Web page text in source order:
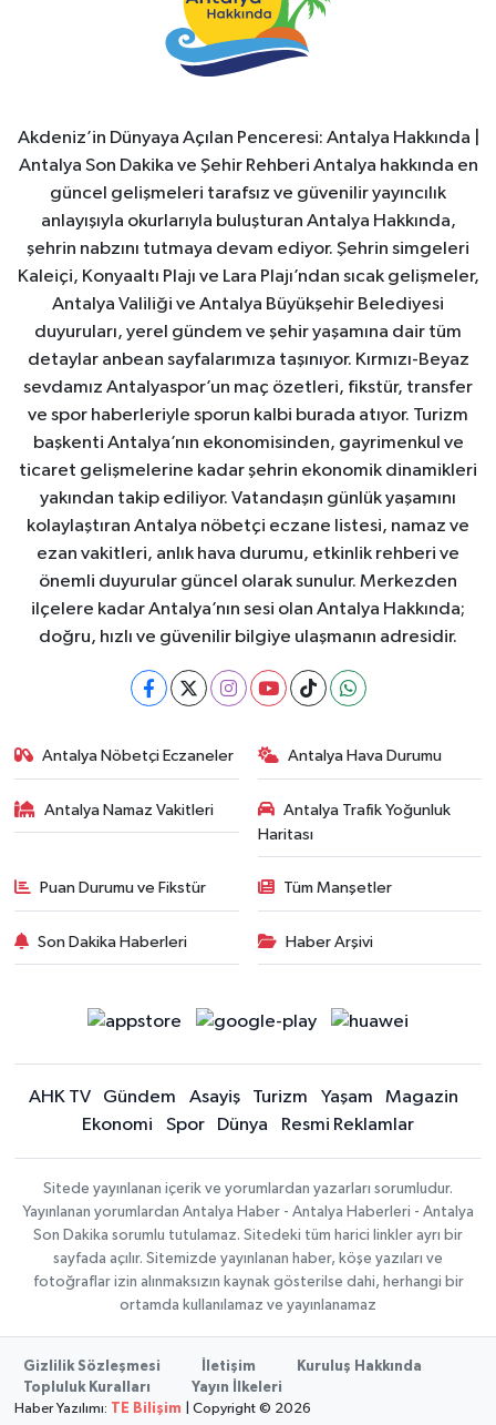
Akdeniz’in Dünyaya Açılan Penceresi: Antalya Hakkında |
Antalya Son Dakika ve Şehir Rehberi Antalya hakkında en
güncel gelişmeleri tarafsız ve güvenilir yayıncılık
anlayışıyla okurlarıyla buluşturan Antalya Hakkında,
şehrin nabzını tutmaya devam ediyor. Şehrin simgeleri
Kaleiçi, Konyaaltı Plajı ve Lara Plajı’ndan sıcak gelişmeler,
Antalya Valiliği ve Antalya Büyükşehir Belediyesi
duyuruları, yerel gündem ve şehir yaşamına dair tüm
detaylar anbean sayfalarımıza taşınıyor. Kırmızı-Beyaz
sevdamız Antalyaspor’un maç özetleri, fikstür, transfer
ve spor haberleriyle sporun kalbi burada atıyor. Turizm
başkenti Antalya’nın ekonomisinden, gayrimenkul ve
ticaret gelişmelerine kadar şehrin ekonomik dinamikleri
yakından takip ediliyor. Vatandaşın günlük yaşamını
kolaylaştıran Antalya nöbetçi eczane listesi, namaz ve
ezan vakitleri, anlık hava durumu, etkinlik rehberi ve
önemli duyurular güncel olarak sunulur. Merkezden
ilçelere kadar Antalya’nın sesi olan Antalya Hakkında;
doğru, hızlı ve güvenilir bilgiye ulaşmanın adresidir.
Antalya Nöbetçi Eczaneler Antalya Hava Durumu
Antalya Namaz Vakitleri
Antalya Trafik Yoğunluk
Haritası
Puan Durumu ve Fikstür Tüm Manşetler
Son Dakika Haberleri Haber Arşivi
AHK TV Gündem Asayiş Turizm Yaşam
Magazin
Ekonomi
Spor Dünya Resmi Reklamlar
Sitede yayınlanan içerik ve yorumlardan yazarları sorumludur.
Yayınlanan yorumlardan Antalya Haber - Antalya Haberleri - Antalya
Son Dakika sorumlu tutulamaz. Sitedeki tüm harici linkler ayrı bir
sayfada açılır. Sitemizde yayınlanan haber, köşe yazıları ve
fotoğraflar izin alınmaksızın kaynak gösterilse dahi, herhangi bir
ortamda kullanılamaz ve yayınlanamaz
Gizlilik Sözleşmesi İletişim
Kuruluş Hakkında
Topluluk Kuralları
Yayın İlkeleri
Haber Yazılımı:
TE Bilişim | Copyright © 2026